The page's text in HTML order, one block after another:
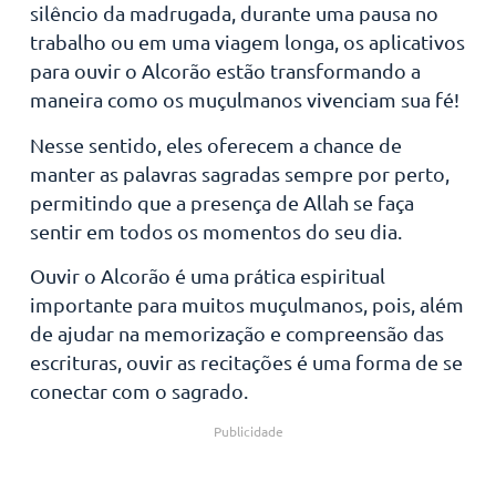
silêncio da madrugada, durante uma pausa no
trabalho ou em uma viagem longa, os aplicativos
para ouvir o Alcorão estão transformando a
maneira como os muçulmanos vivenciam sua fé!
Nesse sentido, eles oferecem a chance de
manter as palavras sagradas sempre por perto,
permitindo que a presença de Allah se faça
sentir em todos os momentos do seu dia.
Ouvir o Alcorão é uma prática espiritual
importante para muitos muçulmanos, pois, além
de ajudar na memorização e compreensão das
escrituras, ouvir as recitações é uma forma de se
conectar com o sagrado.
Publicidade